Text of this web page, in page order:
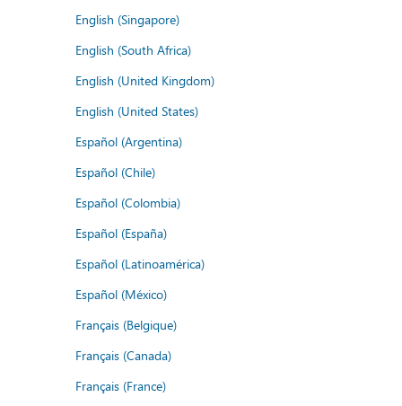
English (Singapore)
English (South Africa)
English (United Kingdom)
English (United States)
Español (Argentina)
Español (Chile)
Español (Colombia)
Español (España)
Español (Latinoamérica)
Español (México)
Français (Belgique)
Français (Canada)
Français (France)